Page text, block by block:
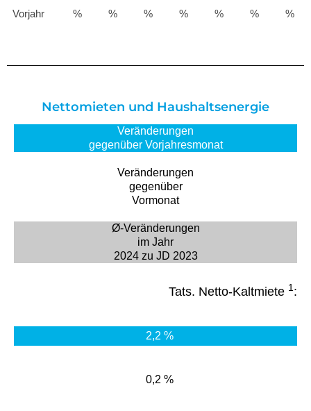
Vorjahr
%
%
%
%
%
%
%
Nettomieten und Haushaltsenergie
Veränderungen
gegenüber Vorjahresmonat
Veränderungen
gegenüber
Vormonat
Ø-Veränderungen
im Jahr
2024 zu JD 2023
Tats. Netto-Kaltmiete 1:
2,2 %
0,2 %